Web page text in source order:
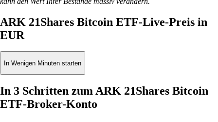
ARK 21Shares Bitcoin ETF-Live-Preis in
EUR
In Wenigen Minuten starten
In 3 Schritten zum ARK 21Shares Bitcoin
ETF-Broker-Konto